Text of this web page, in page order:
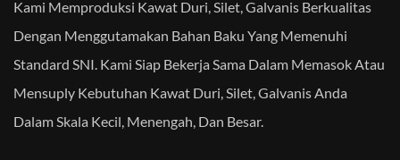
Kami Memproduksi Kawat Duri, Silet, Galvanis Berkualitas
Dengan Menggutamakan Bahan Baku Yang Memenuhi
Standard SNI. Kami Siap Bekerja Sama Dalam Memasok Atau
Mensuply Kebutuhan Kawat Duri, Silet, Galvanis Anda
Dalam Skala Kecil, Menengah, Dan Besar.